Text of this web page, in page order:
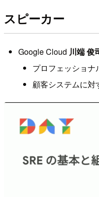
スピーカー
Google Cloud 川端 俊
プロフェッショナ
顧客システムに